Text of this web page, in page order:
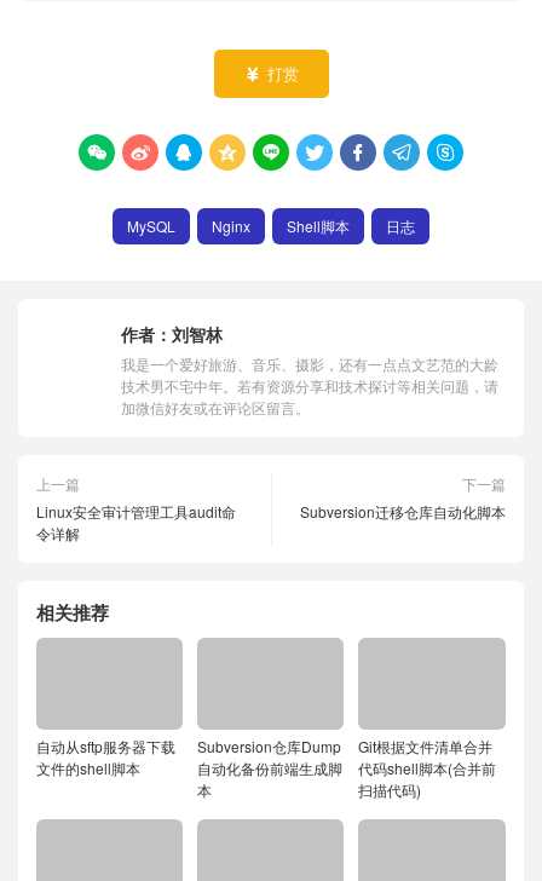
 打赏
        
MySQL Nginx Shell脚本 日志
作者： 刘智林
我是一个爱好旅游、音乐、摄影，还有一点点文艺范的大龄
技术男不宅中年。若有资源分享和技术探讨等相关问题，请
加微信好友或在评论区留言。
上一篇
Linux安全审计管理工具audit命
令详解
下一篇
Subversion迁移仓库自动化脚本
相关推荐
自动从sftp服务器下载
文件的shell脚本
Subversion仓库Dump
自动化备份前端生成脚
本
Git根据文件清单合并
代码shell脚本(合并前
扫描代码)